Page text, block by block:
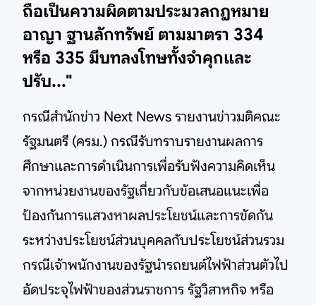
ถือเป็นความผิดตามประมวลกฎหมาย
อาญา ฐานลักทรัพย์ ตามมาตรา 334
หรือ 335 มีบทลงโทษทั้งจําคุกและ
ปรับ..."
กรณีสำนักข่าว Next News รายงานข่าวมติคณะ
รัฐมนตรี (ครม.) กรณีรับทราบรายงานผลการ
ศึกษาและการดำเนินการเพื่อรับฟังความคิดเห็น
จากหน่วยงานของรัฐเกี่ยวกับข้อเสนอแนะเพื่อ
ป้องกันการแสวงหาผลประโยชน์และการขัดกัน
ระหว่างประโยชน์ส่วนบุคคลกับประโยชน์ส่วนรวม
กรณีเจ้าพนักงานของรัฐนำรถยนต์ไฟฟ้าส่วนตัวไป
อัดประจุไฟฟ้าของส่วนราชการ รัฐวิสาหกิจ หรือ